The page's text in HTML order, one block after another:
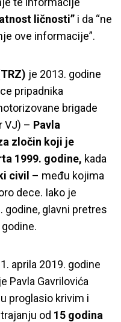
ličnosti” i da “ne
ove informacije”.
je 2013. godine
pripadnika
brigade
VJ) – Pavla
zločin koji je
1999. godine, kada
civil – među kojima
dece. Iako je
godine, glavni pretres
aprila 2019. godine
Pavla Gavrilovića
proglasio krivim i
od 15 godina